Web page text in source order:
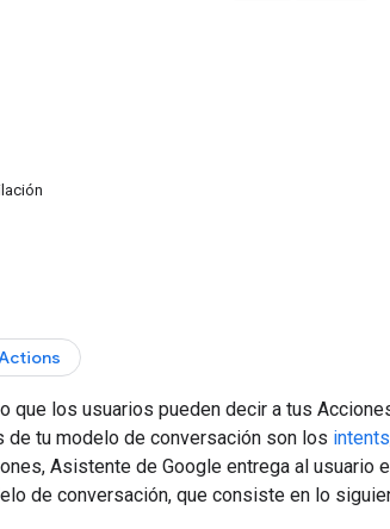
que los usuarios pueden decir a tus
de tu modelo de conversación son los intents
Asistente de Google entrega al usuario
de conversación, que consiste en lo